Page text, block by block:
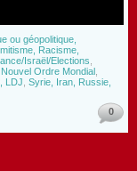
ou géopolitique,
Racisme,
Israël/Elections
Nouvel Ordre Mondial
LDJ Syrie, Iran, Russie,
0